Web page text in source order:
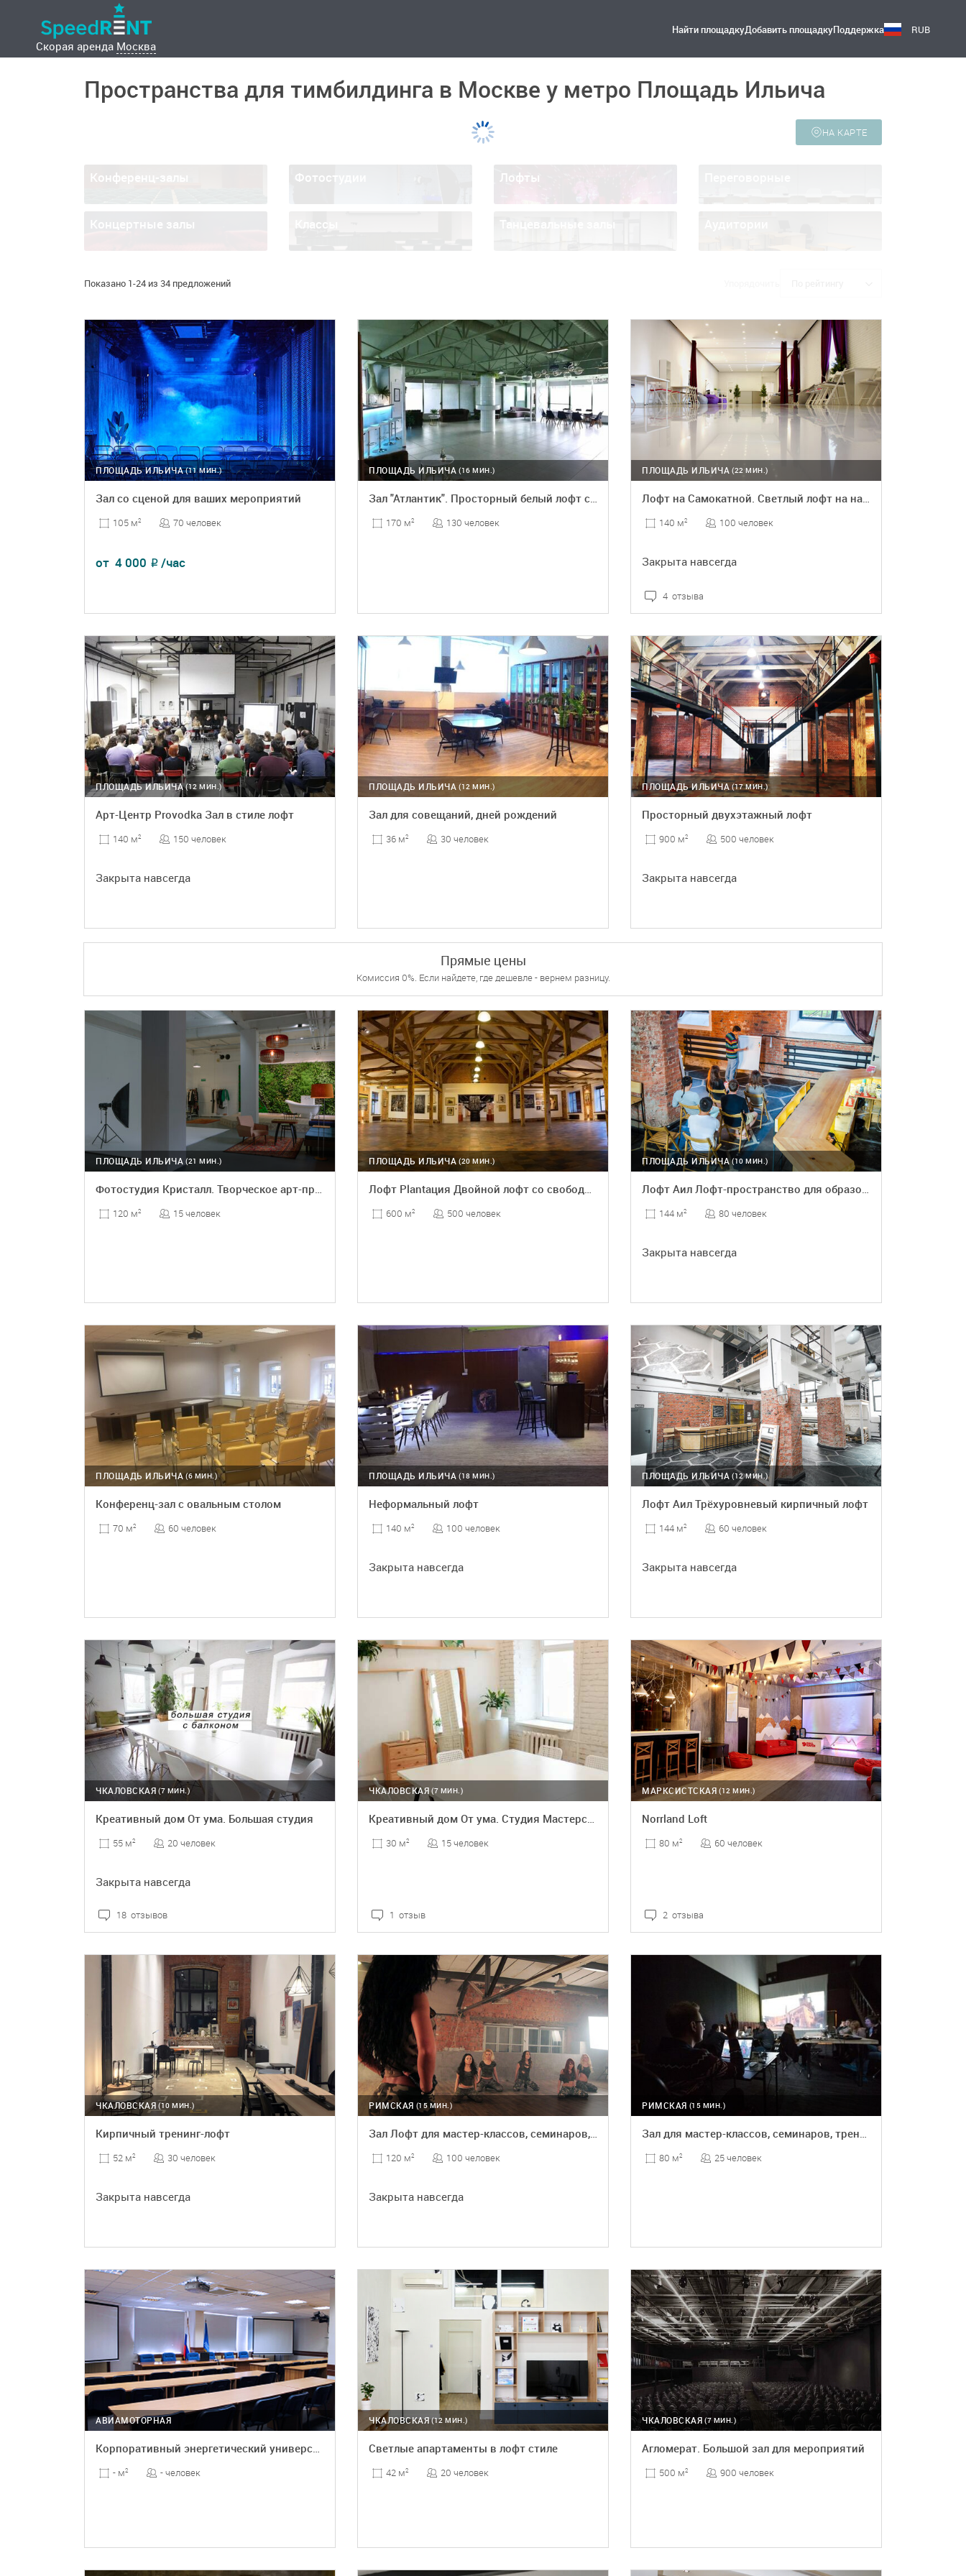
Скорая аренда Москва
Найти площадкуДобавить площадкуПоддержка RUB
Пространства для тимбилдинга в Москве у метро Площадь Ильича
НА КАРТЕ
Конференц-залы Фотостудии Лофты
Концертные залы Классы Танцевальные залы
Показано 1-24 из 34 предложений
(11 МИН.)
ПЛОЩАДЬ ИЛЬИЧА
Зал со сценой для ваших мероприятий
105 м2 70 человек
от 4 000 ₽ /час
(16 МИН.)
ПЛОЩАДЬ ИЛЬИЧА
Зал "Атлантик". Просторный белый лофт с высокими потолками
170 м2 130 человек
(22 МИН.)
ПЛОЩАДЬ ИЛЬИЧА
Лофт на Самокатной. Светлый лофт на набережной
140 м2 100 человек
Закрыта навсегда
4 отзыва
(12 МИН.)
ПЛОЩАДЬ ИЛЬИЧА
Арт-Центр Provodka Зал в стиле лофт
140 м2 150 человек
Закрыта навсегда
ПОДРОБНЕЕ
(12 МИН.)
ПЛОЩАДЬ ИЛЬИЧА
Зал для совещаний, дней рождений
36 м2 30 человек
ПОДРОБНЕЕ
(17 МИН.)
ПЛОЩАДЬ ИЛЬИЧА
Просторный двухэтажный лофт
900 м2 500 человек
Закрыта навсегда
ПОДРОБНЕЕ
Прямые цены
Комиссия 0%. Если найдете, где дешевле - вернем разницу.
(21 МИН.)
ПЛОЩАДЬ ИЛЬИЧА
Фотостудия Кристалл. Творческое арт-пространство
120 м2 15 человек
(20 МИН.)
ПЛОЩАДЬ ИЛЬИЧА
Лофт Plantация Двойной лофт со свободной планировкой
600 м2 500 человек
(10 МИН.)
ПЛОЩАДЬ ИЛЬИЧА
Лофт Аил Лофт-пространство для образовательных программ
144 м2 80 человек
Закрыта навсегда
(6 МИН.)
ПЛОЩАДЬ ИЛЬИЧА
Конференц-зал с овальным столом
70 м2 60 человек
(18 МИН.)
ПЛОЩАДЬ ИЛЬИЧА
Неформальный лофт
140 м2 100 человек
Закрыта навсегда
(12 МИН.)
ПЛОЩАДЬ ИЛЬИЧА
Лофт Аил Трёхуровневый кирпичный лофт
144 м2 60 человек
Закрыта навсегда
(7 МИН.)
ЧКАЛОВСКАЯ
Креативный дом От ума. Большая студия
55 м2 20 человек
Закрыта навсегда
18 отзывов
(7 МИН.)
ЧКАЛОВСКАЯ
Креативный дом От ума. Студия Мастерская
30 м2 15 человек
1 отзыв
(12 МИН.)
МАРКСИСТСКАЯ
Norrland Loft
80 м2 60 человек
2 отзыва
(10 МИН.)
ЧКАЛОВСКАЯ
Кирпичный тренинг-лофт
52 м2 30 человек
Закрыта навсегда
(15 МИН.)
РИМСКАЯ
Зал Лофт для мастер-классов, семинаров, тренингов, презентац
120 м2 100 человек
Закрыта навсегда
(15 МИН.)
РИМСКАЯ
Зал для мастер-классов, семинаров, тренингов, презентаций, б
80 м2 25 человек
АВИАМОТОРНАЯ
Корпоративный энергетический университет
- м2 - человек
(12 МИН.)
ЧКАЛОВСКАЯ
Светлые апартаменты в лофт стиле
42 м2 20 человек
(7 МИН.)
ЧКАЛОВСКАЯ
Агломерат. Большой зал для мероприятий
500 м2 900 человек